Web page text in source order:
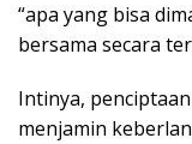
“apa yang bisa
bersama secara
Intinya,
menjamin